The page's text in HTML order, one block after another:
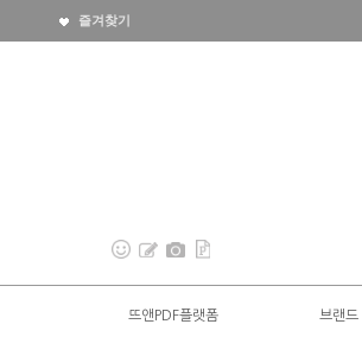
즐겨찾기
뜨앤PDF플랫폼 브랜드